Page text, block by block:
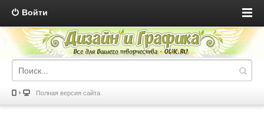
Войти
Полная версия сайта